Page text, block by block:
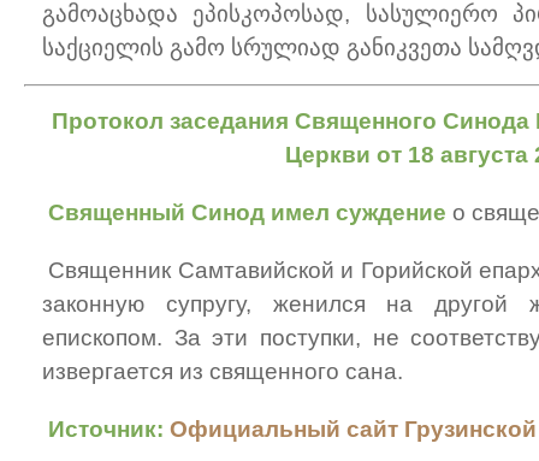
გამოაცხადა ეპისკოპოსად, სასულიერო
საქციელის გამო სრულიად განიკვეთა
Протокол заседания Священного
Церкви от 18 августа
Священный Синод имел суждение о
Священник Самтавийской и Горийской
законную супругу, женился на
епископом. За эти поступки, не
извергается из священного сана.
Источник: Официальный сайт